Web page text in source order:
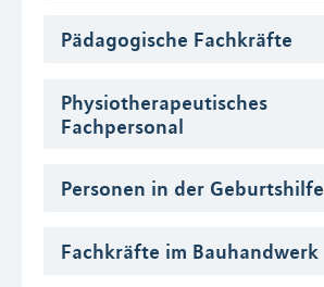
Pädagogische Fachkräfte
Physiotherapeutisches
Fachpersonal
Personen in der Geburtshilfe
Fachkräfte im Bauhandwerk